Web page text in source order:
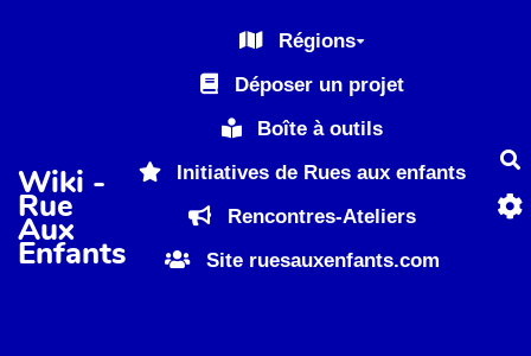
Aller au contenu principal
Wiki -
Rue
Aux
Enfants
Régions
Déposer un projet
Boîte à outils
Initiatives de Rues aux enfants
Rencontres-Ateliers
Site ruesauxenfants.com